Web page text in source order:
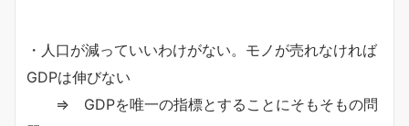
・人口が減っていいわけがない。モノが売れなければ
GDPは伸びない
⇒ GDPを唯一の指標とすることにそもそもの問